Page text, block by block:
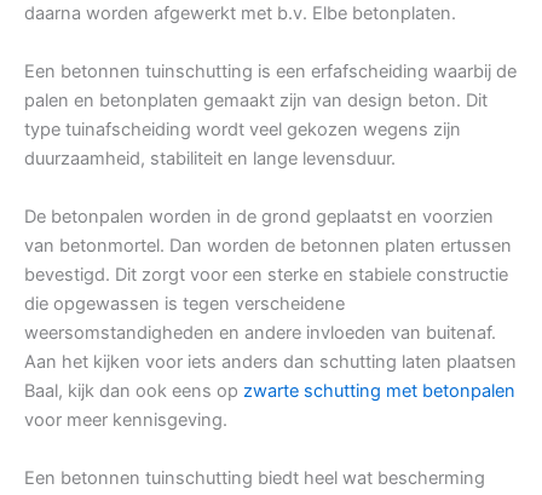
daarna worden afgewerkt met b.v. Elbe betonplaten.
Een betonnen tuinschutting is een erfafscheiding waarbij de
palen en betonplaten gemaakt zijn van design beton. Dit
type tuinafscheiding wordt veel gekozen wegens zijn
duurzaamheid, stabiliteit en lange levensduur.
De betonpalen worden in de grond geplaatst en voorzien
van betonmortel. Dan worden de betonnen platen ertussen
bevestigd. Dit zorgt voor een sterke en stabiele constructie
die opgewassen is tegen verscheidene
weersomstandigheden en andere invloeden van buitenaf.
Aan het kijken voor iets anders dan schutting laten plaatsen
Baal, kijk dan ook eens op zwarte schutting met betonpalen
voor meer kennisgeving.
Een betonnen tuinschutting biedt heel wat bescherming